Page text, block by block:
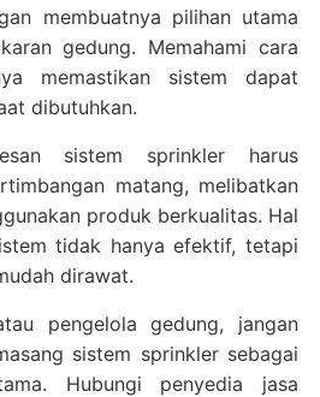
membuatnya pilihan utama
gedung. Memahami cara
memastikan sistem dapat
dibutuhkan.
sistem sprinkler harus
matang, melibatkan
produk berkualitas. Hal
tidak hanya efektif, tetapi
dirawat.
pengelola gedung, jangan
sistem sprinkler sebagai
Hubungi penyedia jasa